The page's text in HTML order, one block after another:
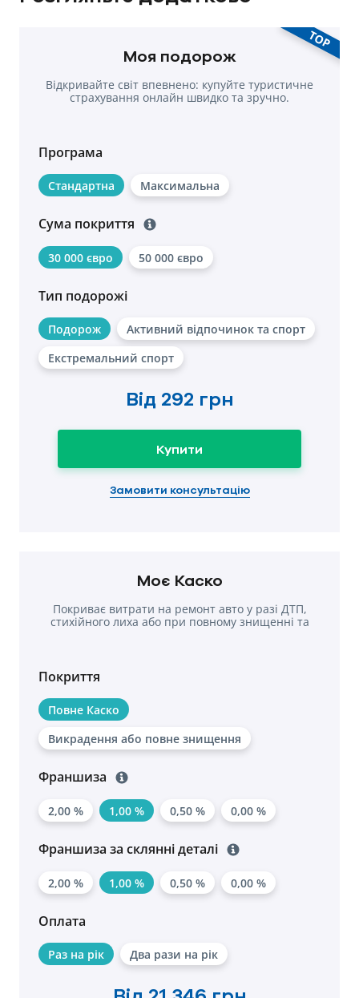
TOP
Моя подорож
Відкривайте світ впевнено: купуйте туристичне
страхування онлайн швидко та зручно.
Програма
Стандартна Максимальна
Сума покриття
30 000 євро 50 000 євро
Тип подорожі
Подорож
Активний відпочинок та спорт
Екстремальний спорт
Від 292 грн
Купити
Замовити консультацію
Моє Каско
Покриває витрати на ремонт авто у разі ДТП,
стихійного лиха або при повному знищенні та
Покриття
Повне Каско
Викрадення або повне знищення
Франшиза
2,00 % 1,00 % 0,50 % 0,00 %
Франшиза за склянні деталі
2,00 % 1,00 % 0,50 % 0,00 %
Оплата
Раз на рік Два рази на рік